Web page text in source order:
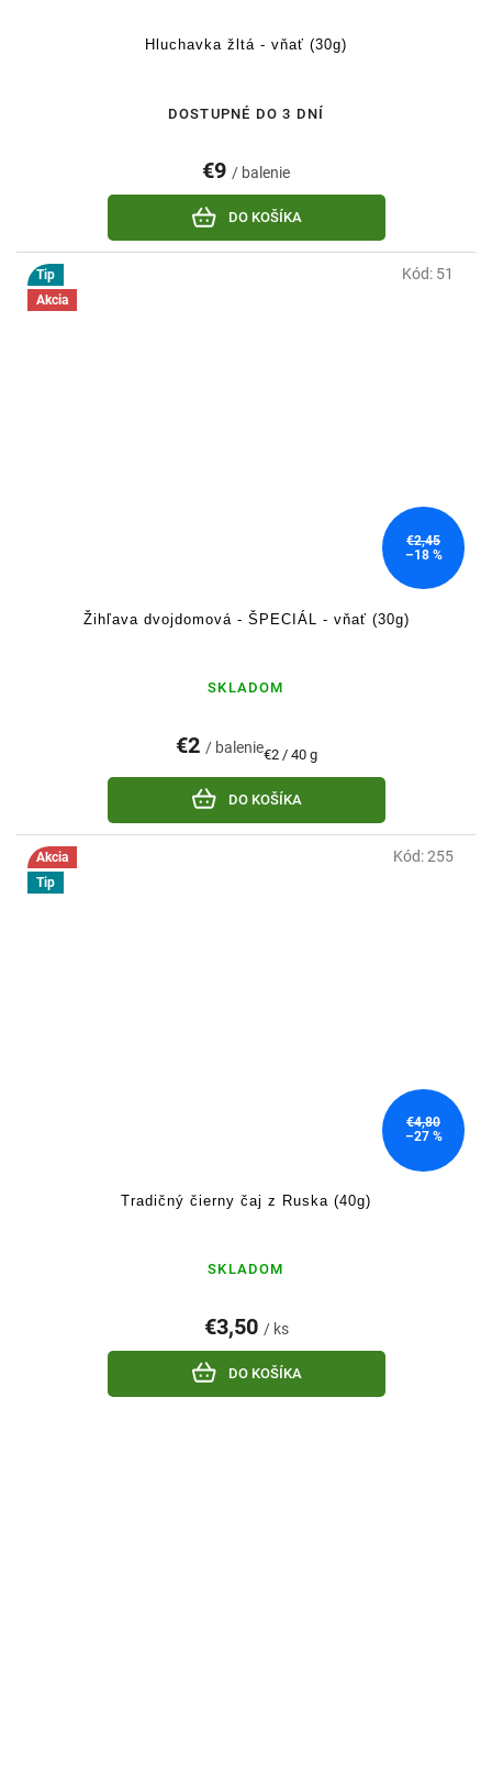
Hluchavka žltá - vňať (30g)
DOSTUPNÉ DO 3 DNÍ
€9 / balenie
DO KOŠÍKA
Tip
Akcia
€2,45
–18 %
Žihľava dvojdomová - ŠPECIÁL - vňať (30g)
SKLADOM
€2 / balenieJednotková
€2 / 40 g
DO KOŠÍKA
Kód: 51
Akcia
Tip
€4,80
–27 %
Tradičný čierny čaj z Ruska (40g)
SKLADOM
€3,50 / ks
DO KOŠÍKA
Kód:255